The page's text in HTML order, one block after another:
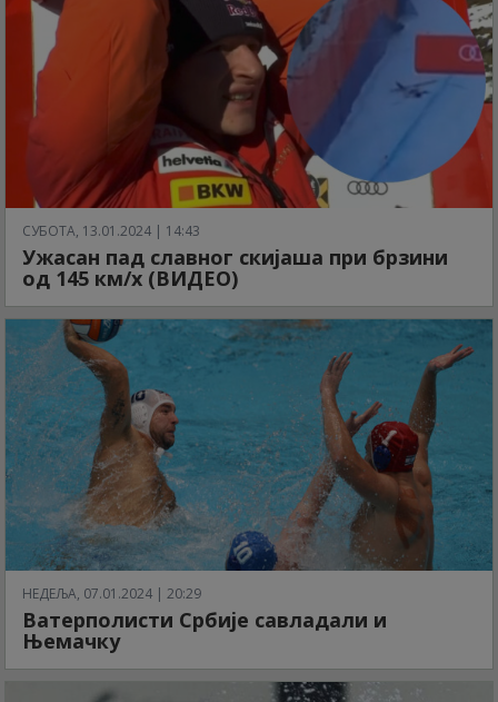
СУБОТА, 13.01.2024 | 14:43
Ужасан пад славног скијаша при брзини
од 145 км/х (ВИДЕО)
НЕДЕЉА, 07.01.2024 | 20:29
Ватерполисти Србије савладали и
Њемачку